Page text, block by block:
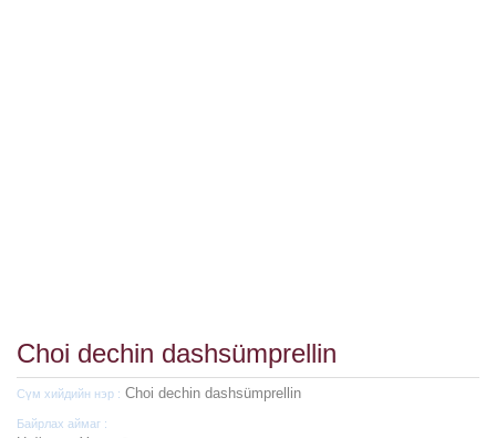
Choi dechin dashsümprellin
Сүм хийдийн нэр : Choi dechin dashsümprellin
Байрлах аймаг :